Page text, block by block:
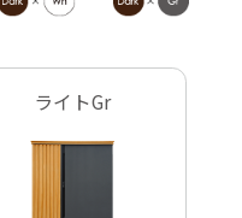
ライトGr